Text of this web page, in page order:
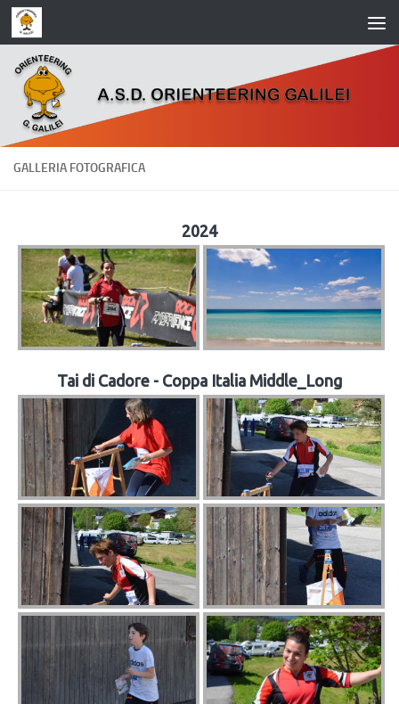
Salta al contenuto
GALLERIA FOTOGRAFICA
2024
Tai di Cadore - Coppa Italia Middle_Long